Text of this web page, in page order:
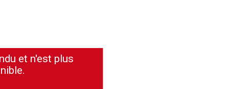
et n'est plus